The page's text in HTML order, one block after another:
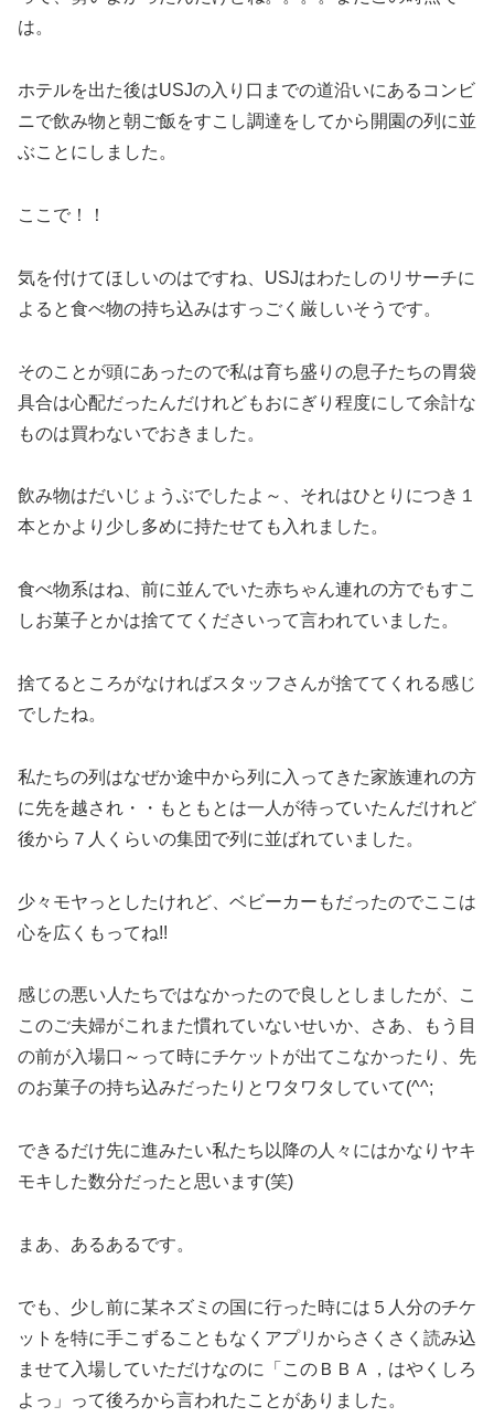
は。
ホテルを出た後はUSJの入り口までの道沿いにあるコンビ
ニで飲み物と朝ご飯をすこし調達をしてから開園の列に並
ぶことにしました。
ここで！！
気を付けてほしいのはですね、USJはわたしのリサーチに
よると食べ物の持ち込みはすっごく厳しいそうです。
そのことが頭にあったので私は育ち盛りの息子たちの胃袋
具合は心配だったんだけれどもおにぎり程度にして余計な
ものは買わないでおきました。
飲み物はだいじょうぶでしたよ～、それはひとりにつき１
本とかより少し多めに持たせても入れました。
食べ物系はね、前に並んでいた赤ちゃん連れの方でもすこ
しお菓子とかは捨ててくださいって言われていました。
捨てるところがなければスタッフさんが捨ててくれる感じ
でしたね。
私たちの列はなぜか途中から列に入ってきた家族連れの方
に先を越され・・もともとは一人が待っていたんだけれど
後から７人くらいの集団で列に並ばれていました。
少々モヤっとしたけれど、ベビーカーもだったのでここは
心を広くもってね!!
感じの悪い人たちではなかったので良しとしましたが、こ
このご夫婦がこれまた慣れていないせいか、さあ、もう目
の前が入場口～って時にチケットが出てこなかったり、先
のお菓子の持ち込みだったりとワタワタしていて(^^;
できるだけ先に進みたい私たち以降の人々にはかなりヤキ
モキした数分だったと思います(笑)
まあ、あるあるです。
でも、少し前に某ネズミの国に行った時には５人分のチケ
ットを特に手こずることもなくアプリからさくさく読み込
ませて入場していただけなのに「このＢＢＡ，はやくしろ
よっ」って後ろから言われたことがありました。